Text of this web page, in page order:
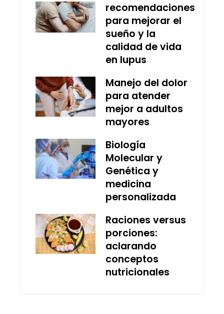
recomendaciones
para mejorar el
sueño y la
calidad de vida
en lupus
Manejo del dolor
para atender
mejor a adultos
mayores
Biología
Molecular y
Genética y
medicina
personalizada
Raciones versus
porciones:
aclarando
conceptos
nutricionales